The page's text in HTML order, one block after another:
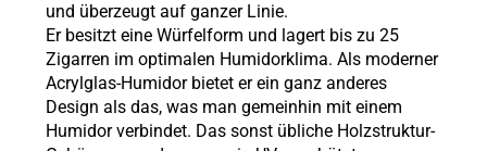
und überzeugt auf ganzer Linie.
Er besitzt eine Würfelform und lagert bis zu 25
Zigarren im optimalen Humidorklima. Als moderner
Acrylglas-Humidor bietet er ein ganz anderes
Design als das, was man gemeinhin mit einem
Humidor verbindet. Das sonst übliche Holzstruktur-